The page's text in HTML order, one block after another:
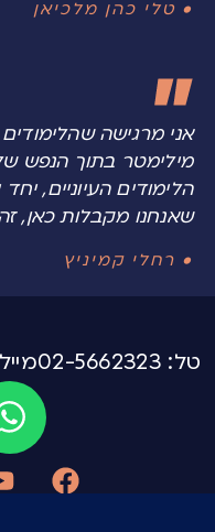
• טלי כהן מלכיאן
אני מרגישה
מילימטר בתוך הנפש
הלימודים העיוניים,
שאנחנו מקבלות כאן,
• רחלי קמיניץ
טל: 02-5662323 מייל info@torathanefesh.org